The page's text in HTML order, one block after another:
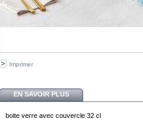
Imprimer
EN SAVOIR PLUS
boite verre avec couvercle 32 cl